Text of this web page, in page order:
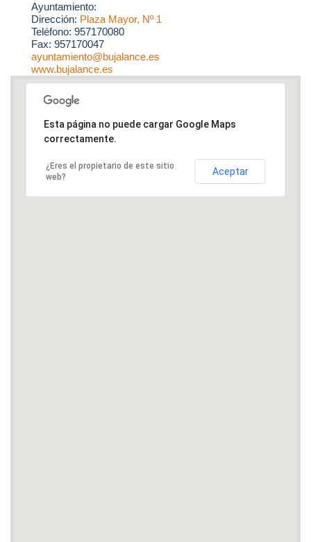
Ayuntamiento:
Dirección: Plaza Mayor, Nº 1
Teléfono: 957170080
Fax: 957170047
ayuntamiento@bujalance.es
www.bujalance.es
Esta página no puede cargar Google Maps
correctamente.
¿Eres el propietario de este sitio
web?
Aceptar